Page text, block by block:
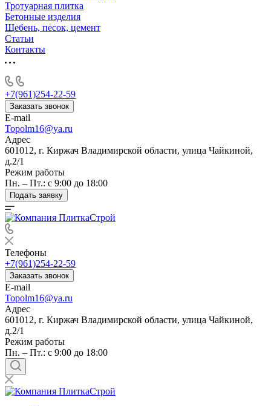
Тротуарная плитка
Бетонные изделия
Щебень, песок, цемент
Статьи
Контакты
+7(961)254-22-59
Заказать звонок
E-mail
Topolm16@ya.ru
Адрес
601012, г. Киржач Владимирской области, улица Чайкиной,
д.2/1
Режим работы
Пн. – Пт.: с 9:00 до 18:00
Подать заявку
Телефоны
+7(961)254-22-59
Заказать звонок
E-mail
Topolm16@ya.ru
Адрес
601012, г. Киржач Владимирской области, улица Чайкиной,
д.2/1
Режим работы
Пн. – Пт.: с 9:00 до 18:00